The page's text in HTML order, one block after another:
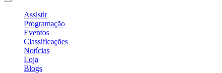
Assistir
Programação
Eventos
Classificações
Notícias
Loja
Blogs